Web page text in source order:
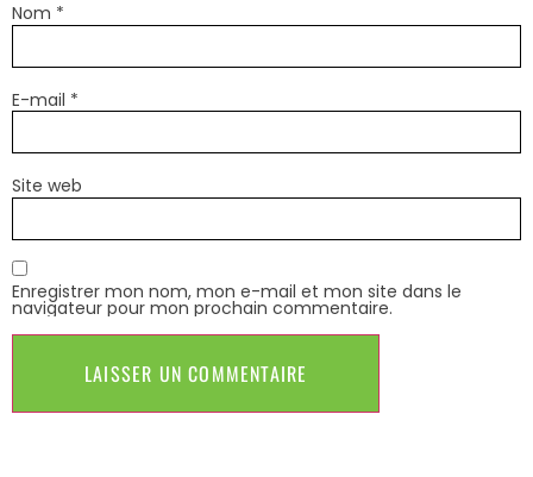
Nom *
E-mail *
Site web
Enregistrer mon nom, mon e-mail et mon site dans le
navigateur pour mon prochain commentaire.